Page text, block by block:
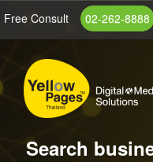
content
Free Consult 02-262-8888
Search